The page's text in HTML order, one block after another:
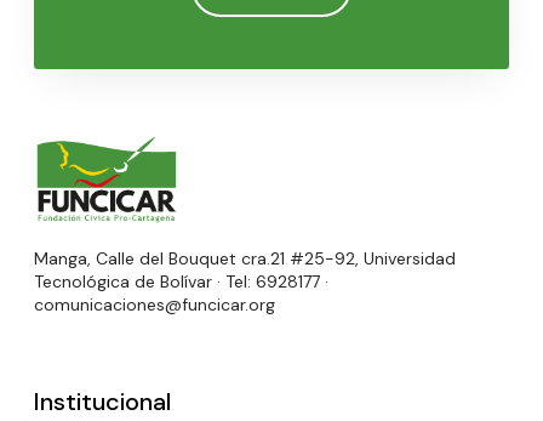
Manga, Calle del Bouquet cra.21 #25-92, Universidad
Tecnológica de Bolívar · Tel: 6928177 ·
comunicaciones@funcicar.org
Institucional